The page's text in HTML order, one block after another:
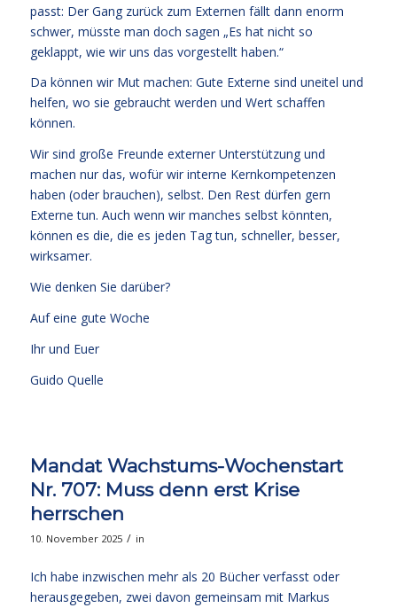
passt: Der Gang zurück zum Externen fällt dann enorm
schwer, müsste man doch sagen „Es hat nicht so
geklappt, wie wir uns das vorgestellt haben.“
Da können wir Mut machen: Gute Externe sind uneitel und
helfen, wo sie gebraucht werden und Wert schaffen
können.
Wir sind große Freunde externer Unterstützung und
machen nur das, wofür wir interne Kernkompetenzen
haben (oder brauchen), selbst. Den Rest dürfen gern
Externe tun. Auch wenn wir manches selbst könnten,
können es die, die es jeden Tag tun, schneller, besser,
wirksamer.
Wie denken Sie darüber?
Auf eine gute Woche
Ihr und Euer
Guido Quelle
Mandat Wachstums-Wochenstart
Nr. 707: Muss denn erst Krise
herrschen
10. November 2025 / in
Ich habe inzwischen mehr als 20 Bücher verfasst oder
herausgegeben, zwei davon gemeinsam mit Markus